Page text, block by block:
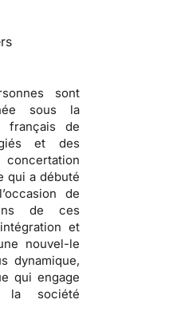
sont
sous la
français de
et des
qui a débuté
de
de ces
et
nouvel-le
dynamique,
qui engage
la société